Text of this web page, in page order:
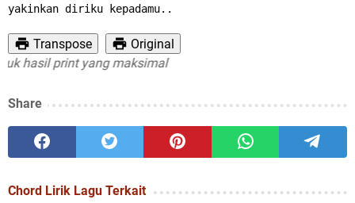
yakinkan diriku kepadamu..
Transpose
Original
print yang maksimal
Share
Chord Lirik Lagu Terkait